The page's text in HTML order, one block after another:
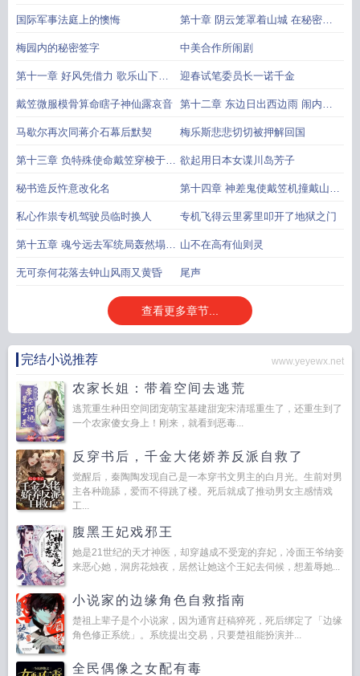
逮捕和自杀风
国际军事法庭上的懊悔 第十章 阴云笼罩着山城 在秘密夜
航班机上
梅园内的秘密签字 中美合作所闹剧
第十一章 好风凭借力 歌乐山下美
蒋特务大演武
迎春试笔委员长一诺千金
戴笠微服模骨算命瞎子神仙露哀音 第十二章 东边日出西边雨 闹内讧
梅乐斯在美驻华使馆被软禁
马歇尔再次同蒋介石幕后默契 梅乐斯悲悲切切被押解回国
第十三章 负特殊使命戴笠穿梭于北
平与天津 摆现代鸿门宴请君入瓮
欲起用日本女谍川岛芳子
秘书造反忤意改化名 第十四章 神差鬼使戴笠机撞戴山陨
命 送军统局长王牌飞行员受命
私心作祟专机驾驶员临时换人 专机飞得云里雾里叩开了地狱之门
第十五章 魂兮远去军统局轰然塌圮
戴笠失踪蒋委员长慌了神
山不在高有仙则灵
无可奈何花落去钟山风雨又黄昏 尾声
查看更多章节...
完结小说推荐 www.yeyewx.net
农家长姐：带着空间去逃荒
逃荒重生种田空间团宠萌宝基建甜宠宋清瑶重生了，还重生到了
一个农家傻女身上！刚来，就看到恶毒...
反穿书后，千金大佬娇养反派自救了
觉醒后，秦陶陶发现自己是一本穿书文男主的白月光。生前对男
主各种跪舔，爱而不得跳了楼。死后就成了推动男女主感情戏
工...
腹黑王妃戏邪王
她是21世纪的天才神医，却穿越成不受宠的弃妃，冷面王爷纳妾
来恶心她，洞房花烛夜，居然让她这个王妃去伺候，想羞辱她...
小说家的边缘角色自救指南
楚祖上辈子是个小说家，因为通宵赶稿猝死，死后绑定了「边缘
角色修正系统」。系统提出交易，只要楚祖能扮演并...
全民偶像之女配有毒